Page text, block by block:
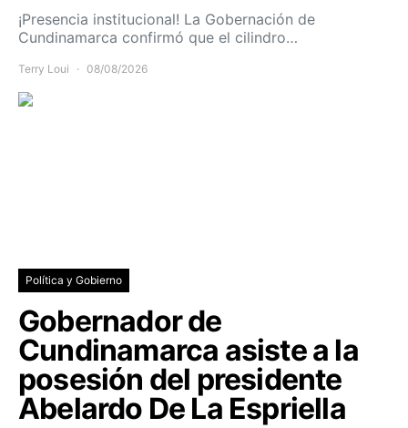
¡Presencia institucional! La Gobernación de
Cundinamarca confirmó que el cilindro…
Terry Loui 08/08/2026
Política y Gobierno
Gobernador de
Cundinamarca asiste a la
posesión del presidente
Abelardo De La Espriella